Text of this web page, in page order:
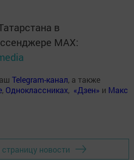
в
MАХ:
Telegram-канал, а также
, Одноклассниках, «Дзен» и Макс
новости